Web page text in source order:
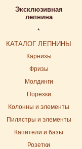
Эксклюзивная
лепнина
*
КАТАЛОГ ЛЕПНИНЫ
Карнизы
Фризы
Молдинги
Порезки
Колонны и элементы
Пилястры и элементы
Капители и базы
Розетки